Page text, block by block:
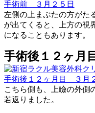
左側の上まぶたの方がた
が出てくると、上方の視
になることもあります。
手術後１２ヶ月目
こちら側も、上瞼の外側
若返りました。